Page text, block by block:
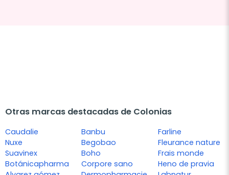
Otras marcas destacadas de Colonias
Caudalie
Nuxe
Suavinex
Botánicapharma
Banbu
Begobao
Boho
Corpore sano
Farline
Fleurance nature
Frais monde
Heno de pravia